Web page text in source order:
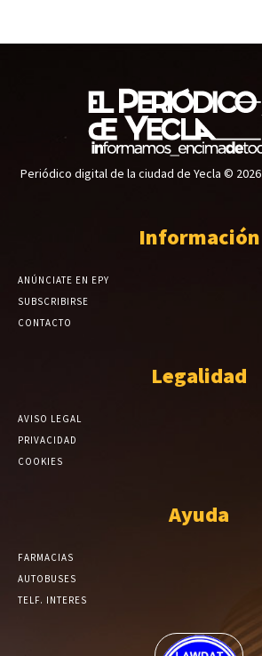
Periódico digital de la ciudad de Yecla © 2026
Información
ANÚNCIATE EN EPY
SUBSCRIBIRSE
CONTACTO
Legalidad
AVISO LEGAL
PRIVACIDAD
COOKIES
Ayuda
FARMACIAS
AUTOBUSES
TELF. INTERES